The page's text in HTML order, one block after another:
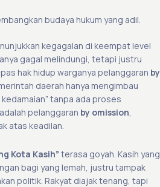
budaya hukum yang adil.
kegagalan di keempat level
gagal melindungi, tetapi justru
hak hidup warganya pelanggaran by
daerah hanya mengimbau
tanpa ada proses
pelanggaran by omission,
atas keadilan.
Kota Kasih” terasa goyah. Kasih yang
bagi yang lemah, justru tampak
politik. Rakyat diajak tenang, tapi